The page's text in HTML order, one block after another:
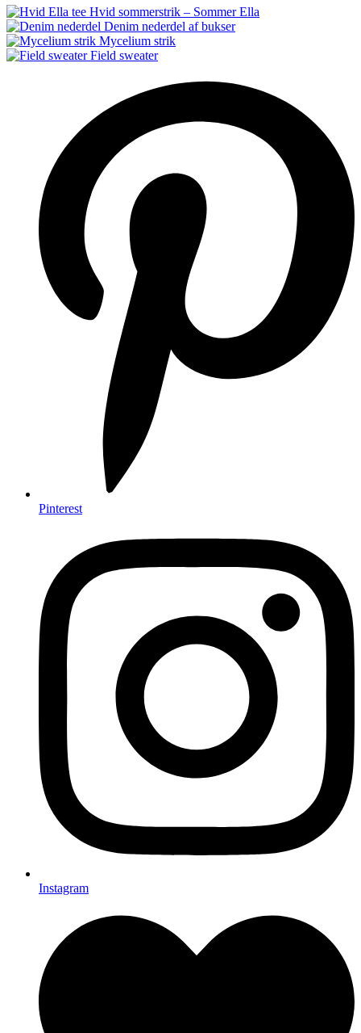
Hvid sommerstrik – Sommer Ella
Denim nederdel af bukser
Mycelium strik
Field sweater
Pinterest
Instagram